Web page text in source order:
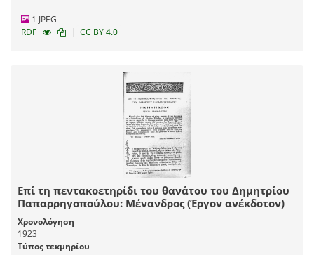
1 JPEG
RDF
| CC BY 4.0
Επί τη πεντακοετηρίδι του θανάτου του Δημητρίου
Παπαρρηγοπούλου: Μένανδρος (Έργον ανέκδοτον)
Χρονολόγηση
1923
Τύπος τεκμηρίου